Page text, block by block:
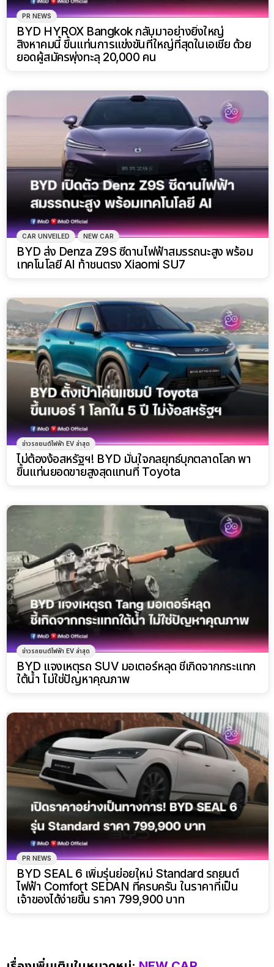
PR NEWS
BYD HYROX Bangkok กลับมาอย่างยิ่งใหญ่
สิงหาคมนี้ ขึ้นแท่นการแข่งขันที่ใหญ่ที่สุดในเอเชีย ด้วย
ยอดผู้สมัครพุ่งทะลุ 20,000 คน
CAR UNVEILED NEW CAR
BYD ส่ง Denza Z9S ซีดานไฟฟ้าสมรรถนะสูง พร้อม
เทคโนโลยี AI ท้าชนตรง Xiaomi SU7
ข่าวรถยนต์ไฟฟ้า EV ล่าสุด
ไม่ต้องง้อสหรัฐฯ! BYD มั่นใจกลยุทธ์บุกตลาดโลก พา
ขึ้นแท่นยอดขายสูงสุดแทนที่ Toyota
ข่าวรถยนต์ไฟฟ้า EV ล่าสุด
BYD แจงเหตุรถ SUV มอเตอร์หลุด ชี้เกิดจากกระแทก
ใต้น้ำ ไม่ใช่ปัญหาคุณภาพ
PR NEWS
BYD SEAL 6 เพิ่มรุ่นย่อยใหม่ Standard รถยนต์
ไฟฟ้า Comfort SEDAN ที่ครบครัน ในราคาที่เป็น
เจ้าของได้ง่ายขึ้น ราคา 799,900 บาท